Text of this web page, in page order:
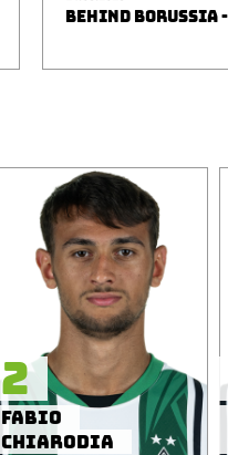
BEHIND BORUSSIA
Fabio
Chiarodia
2